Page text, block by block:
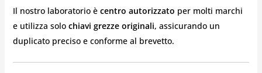
Il nostro laboratorio è centro autorizzato per molti marchi
e utilizza solo chiavi grezze originali, assicurando un
duplicato preciso e conforme al brevetto.